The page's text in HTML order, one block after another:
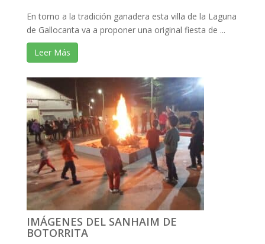
En torno a la tradición ganadera esta villa de la Laguna
de Gallocanta va a proponer una original fiesta de ...
Leer Más
IMÁGENES DEL SANHAIM DE
BOTORRITA